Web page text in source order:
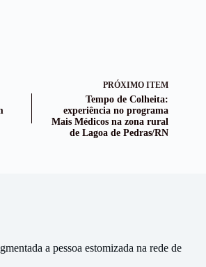
PRÓXIMO ITEM
Tempo de Colheita:
experiência no programa
Mais Médicos na zona rural
de Lagoa de Pedras/RN
a pessoa estomizada na rede de